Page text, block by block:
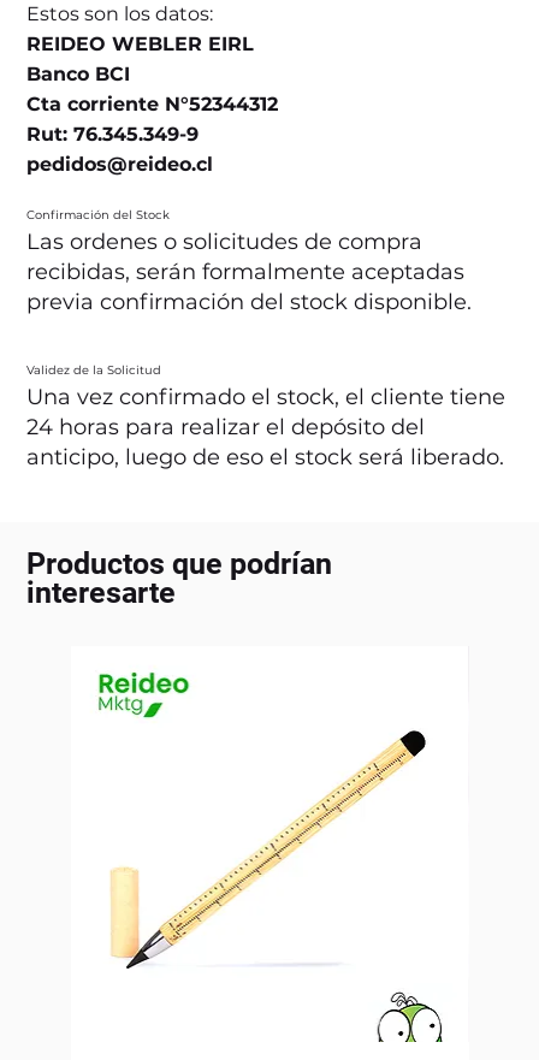
Estos son los datos:
REIDEO WEBLER EIRL
Banco BCI
Cta corriente N°52344312
Rut: 76.345.349-9
pedidos@reideo.cl
Confirmación del Stock
Las ordenes o solicitudes de compra
recibidas, serán formalmente aceptadas
previa confirmación del stock disponible.
Validez de la Solicitud
Una vez confirmado el stock, el cliente tiene
24 horas para realizar el depósito del
anticipo, luego de eso el stock será liberado.
Productos que podrían
interesarte